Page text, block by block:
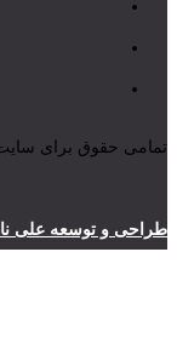
تمامی حقوق برای
طراحی و توسعه علی